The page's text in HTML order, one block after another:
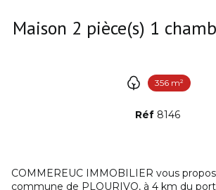
356 m²
Réf 8146
COMMEREUC IMMOBILIER vous
commune de PLOURIVO, à 4 km du